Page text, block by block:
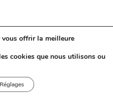
Ris de veau : temps de
offrir la meilleure
cookies que nous utilisons ou
Réglages